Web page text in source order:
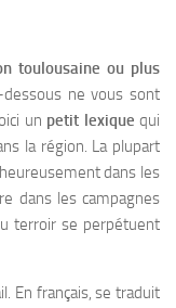
toulousaine ou plus
ne vous sont
un petit lexique qui
la région. La plupart
dans les
dans les campagnes
terroir se perpétuent
En français, se traduit